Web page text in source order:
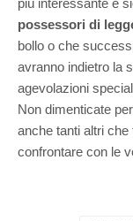
possessori di
bollo o che
avranno indietro la
agevolazioni
Non dimenticate
anche tanti altri
confrontare con le